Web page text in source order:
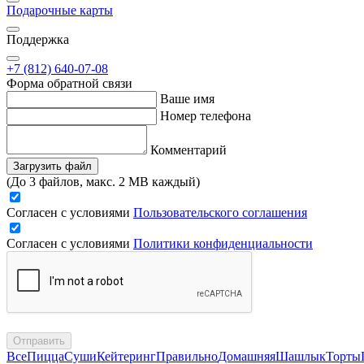
Подарочные карты
Поддержка
+7 (812) 640-07-08
Форма обратной связи
Ваше имя
Номер телефона
Комментарий
Загрузить файл
(До 3 файлов, макс. 2 MB каждый)
Согласен с условиями Пользовательского соглашения
Согласен с условиями Политики конфиденциальности
Отправить
ВсеПиццаСушиКейтерингПравильноДомашняяШашлыкТорты